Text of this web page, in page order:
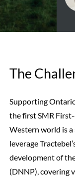
The
Supporting
the first SMR
Western world is a
leverage
development of
(DNNP), covering